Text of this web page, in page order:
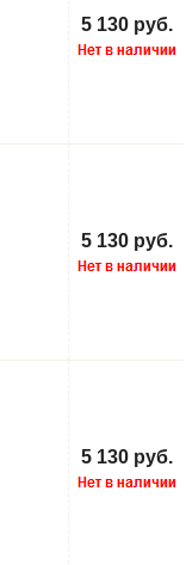
5 130 руб.
5 130 руб.
5 130 руб.